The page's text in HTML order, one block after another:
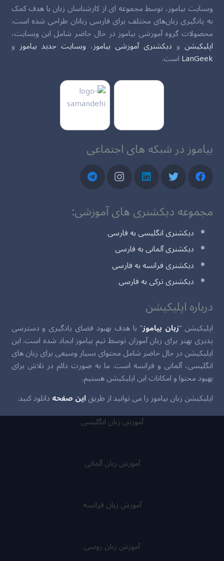
وبسایت بیاموز، توسط مجموعه ای از کارشناسان زبان با هدف کمک
به یادگیری زبان‌های مختلف برای فارسی زبانان طراحی شده است.
محصولات گروه آموزشی بیاموز در حال حاضر شامل این وبسایت،
اپلیکیشن و دیکشنری آموزشی بیاموز، وبسایت جدید بیاموز و
LanGeekاست.
بیاموز در شبکه های اجتماعی
مجموعه دیکشنری های آموزشی:
دیکشنری انگلیسی به فارسی
دیکشنری آلمانی به فارسی
دیکشنری فرانسه به فارسی
دیکشنری ترکی به فارسی
درباره اپلیکیشن
اپلیکیشن “زبان بیاموز” با هدف بهبود فضای یادگیری و دسترسی
پذیری بهتر برای زبان آموزان توسط تیم بیاموز ایجاد شده است. این
اپلیکیشن در حال حاضر شامل محتوای بسیار وسیعی برای زبان های
انگلیسی، آلمانی و فرانسه است. ما به صورت دائم در تلاش برای
بهبود محتوا و امکانات این اپلیکیشن هستیم.
اپلیکیشن زبان بیاموز را می توانید از طریقاین صفحهدانلود کنید.
آموزش زبان انگلیسی
آموزش زبان آلمانی
آموزش زبان فرانسه
آموزش زبان روسی